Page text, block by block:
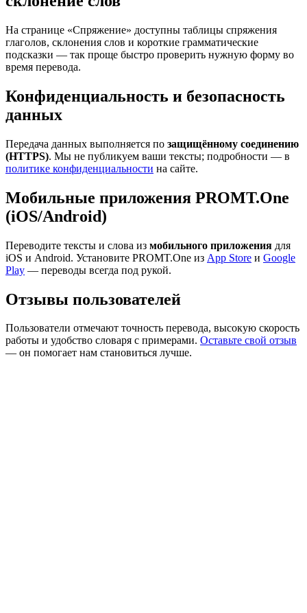
На странице «Спряжение» доступны таблицы спряжения
глаголов, склонения слов и короткие грамматические
подсказки — так проще быстро проверить нужную форму во
время перевода.
Конфиденциальность и безопасность
данных
Передача данных выполняется по защищённому соединению
(HTTPS). Мы не публикуем ваши тексты; подробности — в
политике конфиденциальности на сайте.
Мобильные приложения PROMT.One
(iOS/Android)
Переводите тексты и слова из мобильного приложения для
iOS и Android. Установите PROMT.One из App Store и Google
Play — переводы всегда под рукой.
Отзывы пользователей
Пользователи отмечают точность перевода, высокую скорость
работы и удобство словаря с примерами. Оставьте свой отзыв
— он помогает нам становиться лучше.